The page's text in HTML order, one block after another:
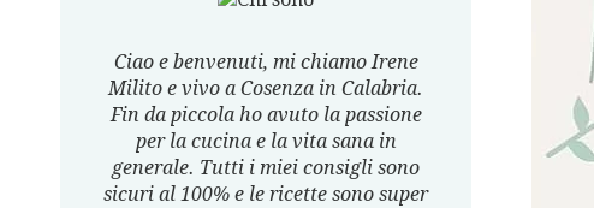
Ciao e benvenuti, mi chiamo Irene
Milito e vivo a Cosenza in Calabria.
Fin da piccola ho avuto la passione
per la cucina e la vita sana in
generale. Tutti i miei consigli sono
sicuri al 100% e le ricette sono super